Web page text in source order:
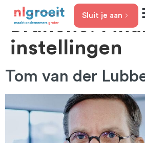
Sluit je aan
Branche:
instellingen
Tom van der